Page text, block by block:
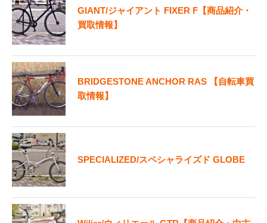
GIANT/ジャイアント FIXER F【商品紹介・
買取情報】
BRIDGESTONE ANCHOR RAS 【自転車買
取情報】
SPECIALIZED/スペシャライズド GLOBE